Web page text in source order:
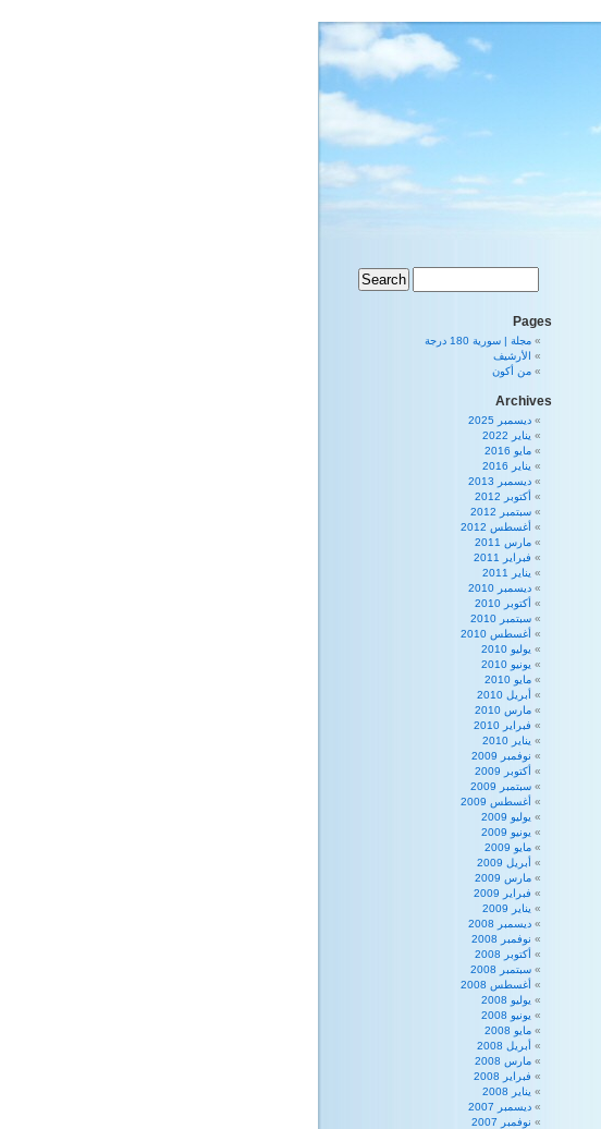
Pages
مجلة | سورية 180 درجة
الأرشيف
من أكون
Archives
ديسمبر 2025
يناير 2022
مايو 2016
يناير 2016
ديسمبر 2013
أكتوبر 2012
سبتمبر 2012
أغسطس 2012
مارس 2011
فبراير 2011
يناير 2011
ديسمبر 2010
أكتوبر 2010
سبتمبر 2010
أغسطس 2010
يوليو 2010
يونيو 2010
مايو 2010
أبريل 2010
مارس 2010
فبراير 2010
يناير 2010
نوفمبر 2009
أكتوبر 2009
سبتمبر 2009
أغسطس 2009
يوليو 2009
يونيو 2009
مايو 2009
أبريل 2009
مارس 2009
فبراير 2009
يناير 2009
ديسمبر 2008
نوفمبر 2008
أكتوبر 2008
سبتمبر 2008
أغسطس 2008
يوليو 2008
يونيو 2008
مايو 2008
أبريل 2008
مارس 2008
فبراير 2008
يناير 2008
ديسمبر 2007
نوفمبر 2007